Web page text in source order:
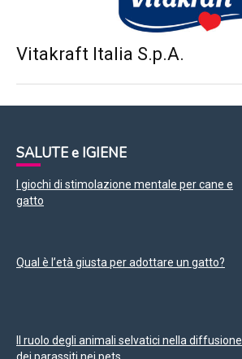
Vitakraft Italia S.p.A.
SALUTE e IGIENE
I giochi di stimolazione mentale per cane e
gatto
Qual è l’età giusta per adottare un gatto?
Il ruolo degli animali selvatici nella diffusione